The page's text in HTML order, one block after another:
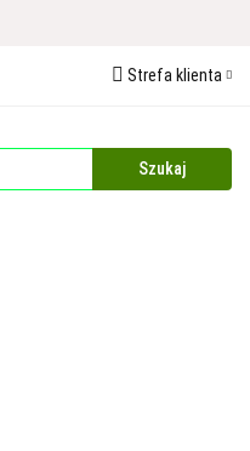
Strefa klienta
Zarejestruj się